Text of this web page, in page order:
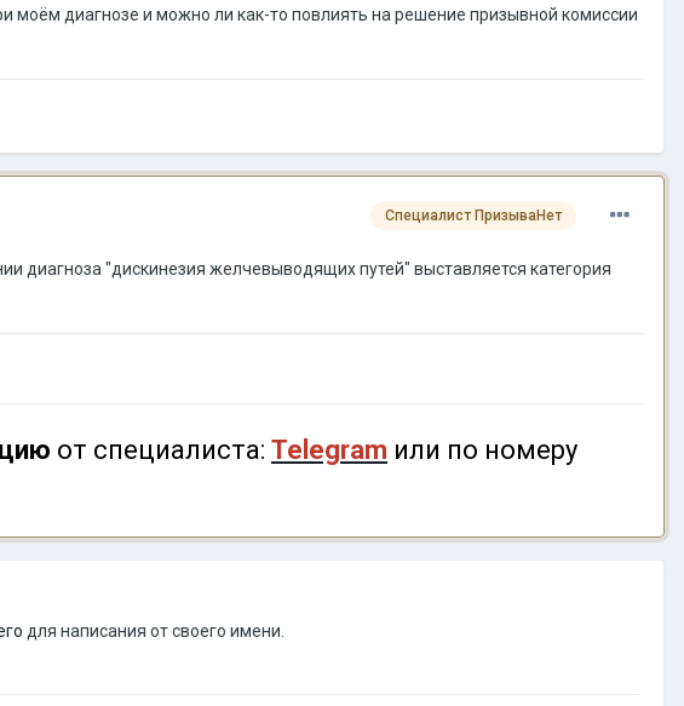
моём диагнозе и можно ли как-то повлиять на решение призывной комиссии
Специалист ПризываНет
диагноза "дискинезия желчевыводящих путей" выставляется категория
от специалиста: Telegram или по номеру
для написания от своего имени.